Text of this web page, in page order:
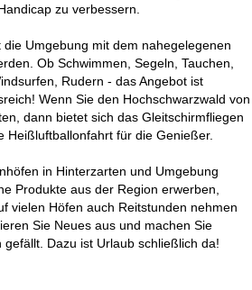
zu verbessern.
Umgebung mit dem nahegelegenen
Ob Schwimmen, Segeln, Tauchen,
Rudern - das Angebot ist
Wenn Sie den Hochschwarzwald von
dann bietet sich das Gleitschirmfliegen
Heißluftballonfahrt für die Genießer.
in Hinterzarten und Umgebung
Produkte aus der Region erwerben,
vielen Höfen auch Reitstunden nehmen
Sie Neues aus und machen Sie
Dazu ist Urlaub schließlich da!